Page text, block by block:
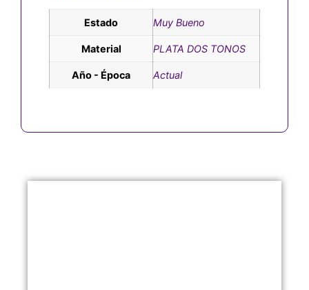
Estado Muy Bueno
Material PLATA DOS TONOS
Año - Época Actual